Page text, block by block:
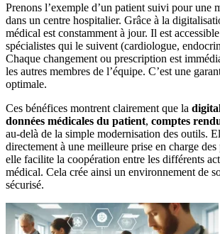
Prenons l’exemple d’un patient suivi pour une
dans un centre hospitalier. Grâce à la
médical est constamment à jour. Il est
spécialistes qui le suivent (cardiologue,
Chaque changement ou prescription est
les autres membres de l’équipe. C’est une
optimale.
Ces bénéfices montrent clairement que la
données médicales du patient, comptes
au-delà de la simple modernisation des outils.
directement à une meilleure prise en charge
elle facilite la coopération entre les différents
médical. Cela crée ainsi un environnement de
sécurisé.